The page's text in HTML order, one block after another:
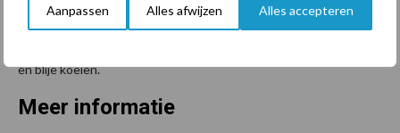
Aanpassen Alles afwijzen Alles accepteren
en blije koeien.
Meer informatie